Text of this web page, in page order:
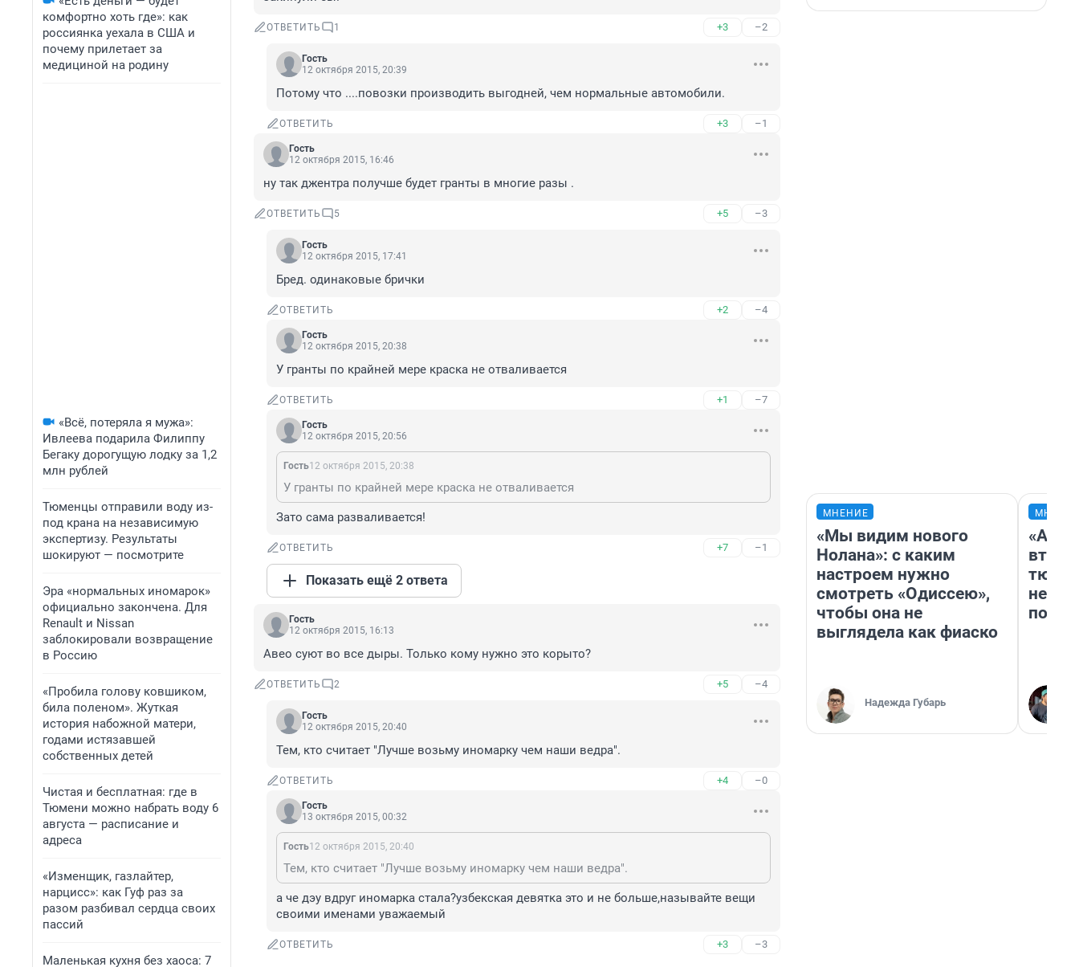
комфортно хоть где»: как
россиянка уехала в США и
почему прилетает за
медициной на родину
«Всё, потеряла я мужа»:
Ивлеева подарила Филиппу
Бегаку дорогущую лодку за 1,2
млн рублей
Тюменцы отправили воду из-
под крана на независимую
экспертизу. Результаты
шокируют — посмотрите
Эра «нормальных иномарок»
официально закончена. Для
Renault и Nissan
заблокировали возвращение
в Россию
«Пробила голову ковшиком,
била поленом». Жуткая
история набожной матери,
годами истязавшей
собственных детей
Чистая и бесплатная: где в
Тюмени можно набрать воду 6
августа — расписание и
адреса
«Изменщик, газлайтер,
нарцисс»: как Гуф раз за
разом разбивал сердца своих
пассий
Маленькая кухня без хаоса: 7
ОТВЕТИТЬ 1 +3 –2
Гость
12 октября 2015, 20:39
Потому что ....повозки производить выгодней, чем нормальные автомобили.
ОТВЕТИТЬ +3 –1
Гость
12 октября 2015, 16:46
ну так джентра получше будет гранты в многие разы .
ОТВЕТИТЬ 5 +5 –3
Гость
12 октября 2015, 17:41
Бред. одинаковые брички
ОТВЕТИТЬ +2 –4
Гость
12 октября 2015, 20:38
У гранты по крайней мере краска не отваливается
ОТВЕТИТЬ +1 –7
Гость
12 октября 2015, 20:56
Гость12 октября 2015, 20:38
У гранты по крайней мере краска не отваливается
Зато сама разваливается!
ОТВЕТИТЬ +7 –1
Показать ещё 2 ответа
Гость
12 октября 2015, 16:13
Авео суют во все дыры. Только кому нужно это корыто?
ОТВЕТИТЬ 2 +5 –4
Гость
12 октября 2015, 20:40
Тем, кто считает "Лучше возьму иномарку чем наши ведра".
ОТВЕТИТЬ +4 –0
Гость
13 октября 2015, 00:32
Гость12 октября 2015, 20:40
Тем, кто считает "Лучше возьму иномарку чем наши ведра".
а че дэу вдруг иномарка стала?узбекская девятка это и не больше,называйте вещи
своими именами уважаемый
ОТВЕТИТЬ +3 –3
МНЕНИЕ
«Мы видим нового
Нолана»: с каким
настроем нужно
смотреть «Одиссею»,
чтобы она не
выглядела как фиаско
Надежда Губарь